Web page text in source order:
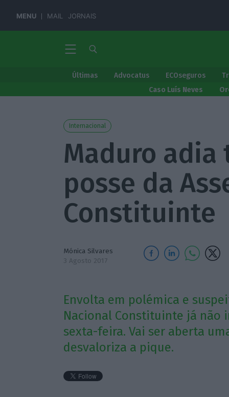
MENU MAIL JORNAIS
Últimas Advocatus ECOseguros
Caso Luís Neves
Internacional
Maduro adia
posse da
Constituinte
Mónica Silvares
3 Agosto 2017
Envolta em polémica e
Nacional Constituinte já não
sexta-feira. Vai ser aberta
desvaloriza a pique.